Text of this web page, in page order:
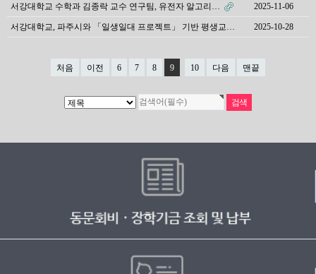
서강대학교 수학과 김종락 교수 연구팀, 유전자 알고리… 2025-11-06
서강대학교, 파주시와 「일생일대 프로젝트」 기반 평생교… 2025-10-28
처음 이전 6 7 8 9 10 다음 맨끝